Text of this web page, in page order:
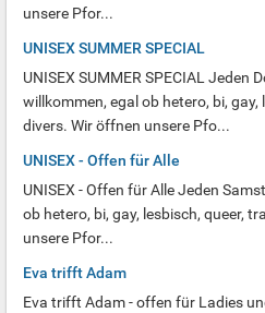
unsere Pfor...
UNISEX SUMMER SPECIAL
UNISEX SUMMER SPECIAL Jeden
willkommen, egal ob hetero, bi,
divers. Wir öffnen unsere Pfo...
UNISEX - Offen für Alle
UNISEX - Offen für Alle Jeden
ob hetero, bi, gay, lesbisch, queer,
unsere Pfor...
Eva trifft Adam
Eva trifft Adam - offen für Ladies